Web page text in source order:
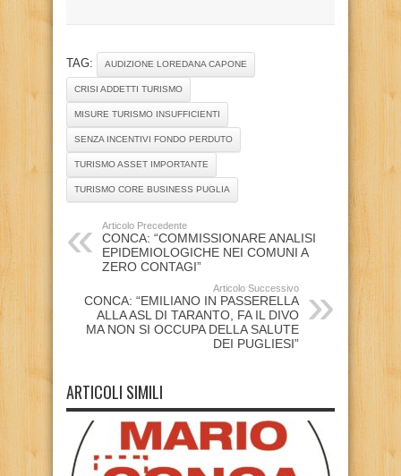
TAG: AUDIZIONE LOREDANA CAPONE
CRISI ADDETTI TURISMO
MISURE TURISMO INSUFFICIENTI
SENZA INCENTIVI FONDO PERDUTO
TURISMO ASSET IMPORTANTE
TURISMO CORE BUSINESS PUGLIA
Articolo Precedente
CONCA: “COMMISSIONARE ANALISI
EPIDEMIOLOGICHE NEI COMUNI A
ZERO CONTAGI”
Articolo Successivo
CONCA: “EMILIANO IN PASSERELLA
ALLA ASL DI TARANTO, FA IL DIVO
MA NON SI OCCUPA DELLA SALUTE
DEI PUGLIESI”
ARTICOLI SIMILI